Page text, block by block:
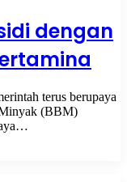
dengan
terus berupaya
(BBM)